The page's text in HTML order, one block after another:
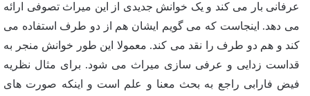
عرفانی بار می کند و یک خوانش جدیدی از این میراث تصوفی ارائه
می دهد. اینجاست که می گویم ایشان هم از دو طرف استفاده می
کند و هم دو طرف را نقد می کند. معمولا این طور خوانش منجر به
قداست زدایی و عرفی سازی میراث می شود. برای مثال نظریه
فیض فارابی راجع به بحث معنا و علم است و اینکه صورت های